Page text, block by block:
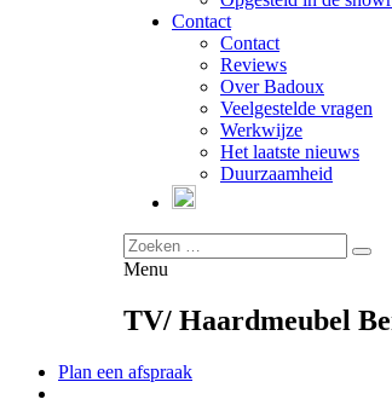
Contact
Contact
Reviews
Over Badoux
Veelgestelde vragen
Werkwijze
Het laatste nieuws
Duurzaamheid
Menu
TV/ Haardmeubel
Plan een afspraak